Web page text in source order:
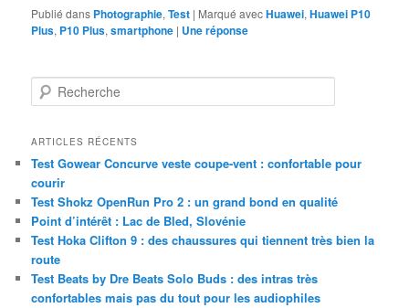
Publié dans Photographie,Test | Marqué avecHuawei,Huawei P10
Plus, P10 Plus,smartphone | Uneréponse
e
h
r
c
h
e
ARTICLES RÉCENTS
Test Gowear Concurve veste coupe-vent : confortable pour
courir
Test Shokz OpenRun Pro 2 : un grand bond en qualité
Point d’intérêt : Lac de Bled, Slovénie
Test Hoka Clifton 9 : des chaussures qui tiennent très bien la
route
Test Beats by Dre Beats Solo Buds : des intras très
confortables mais pas du tout pour les audiophiles